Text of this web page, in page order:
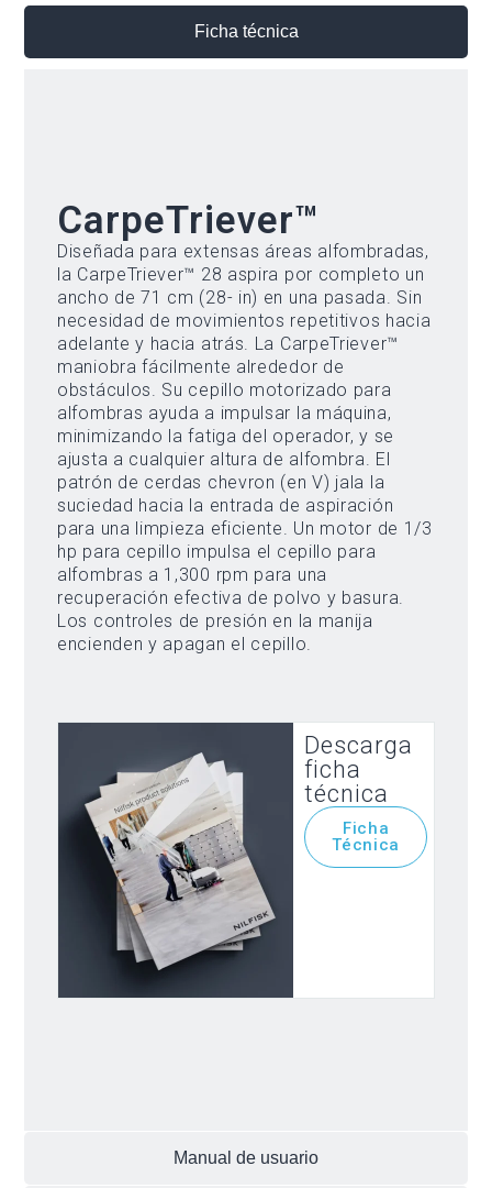
Ficha técnica
Manual de usuario
CarpeTriever™
Diseñada para extensas áreas alfombradas,
la CarpeTriever™ 28 aspira por completo un
ancho de 71 cm (28- in) en una pasada. Sin
necesidad de movimientos repetitivos hacia
adelante y hacia atrás. La CarpeTriever™
maniobra fácilmente alrededor de
obstáculos. Su cepillo motorizado para
alfombras ayuda a impulsar la máquina,
minimizando la fatiga del operador, y se
ajusta a cualquier altura de alfombra. El
patrón de cerdas chevron (en V) jala la
suciedad hacia la entrada de aspiración
para una limpieza eficiente. Un motor de 1/3
hp para cepillo impulsa el cepillo para
alfombras a 1,300 rpm para una
recuperación efectiva de polvo y basura.
Los controles de presión en la manija
encienden y apagan el cepillo.
Descarga
ficha
técnica
Ficha
Técnica